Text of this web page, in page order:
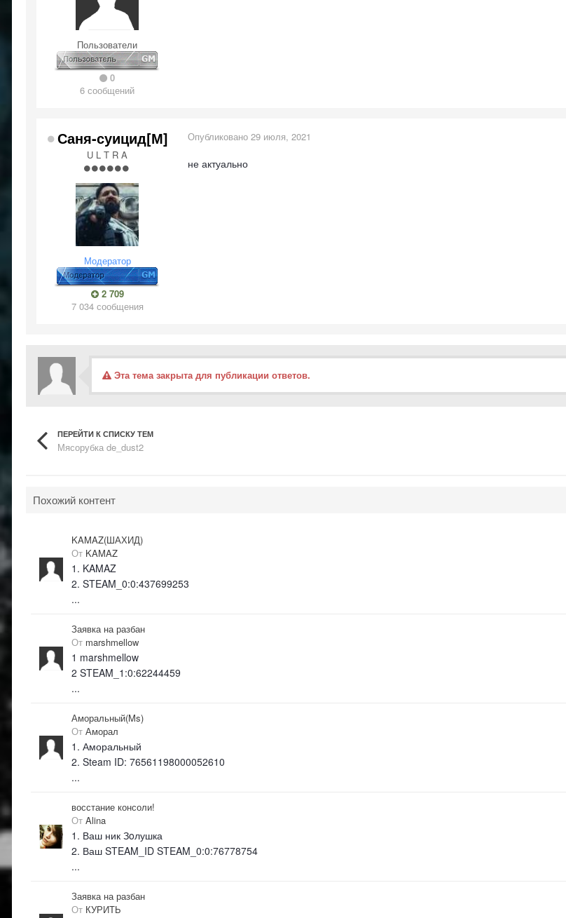
Пользователи
0
6 сообщений
Саня-суицид[М]
U L T R A
Модератор
2 709
7 034 сообщения
Опубликовано 29 июля, 2021
не актуально
Эта тема закрыта для публикации ответов.
ПЕРЕЙТИ К СПИСКУ ТЕМ
Мясорубка de_dust2
Похожий контент
KAMAZ(ШАХИД)
От KAMAZ
1. KAMAZ
2. STEAM_0:0:437699253
...
Заявка на разбан
От marshmellow
1 marshmellow
2 STEAM_1:0:62244459
...
Аморальный(Ms)
От Аморал
1. Аморальный
2. Steam ID: 76561198000052610
...
восстание консоли!
От Alina
1. Ваш ник Зoлушка
2. Ваш STEAM_ID STEAM_0:0:76778754
...
Заявка на разбан
От КУРИТЬ